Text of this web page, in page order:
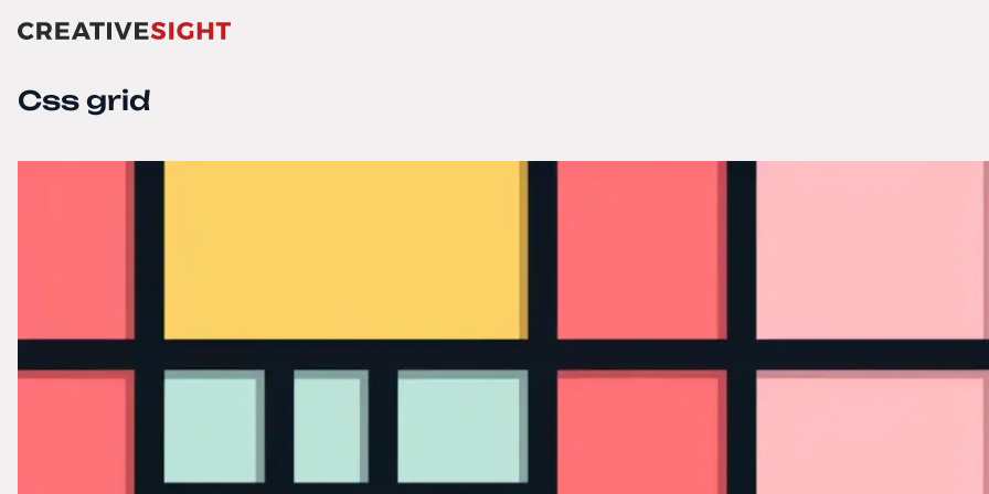
Css grid